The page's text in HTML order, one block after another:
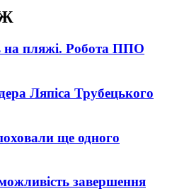
на пляжі. Робота ППО
Ляпіса Трубецького
ще одного
завершення